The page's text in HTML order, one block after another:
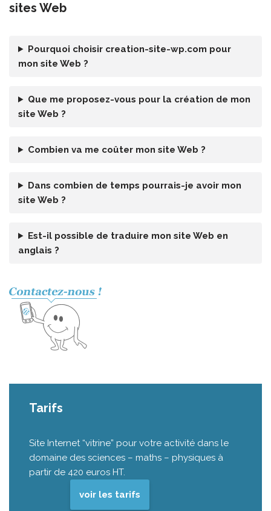
sites Web
Pourquoi choisir creation-site-wp.com pour
mon site Web ?
Que me proposez-vous pour la création de mon
site Web ?
Combien va me coûter mon site Web ?
Dans combien de temps pourrais-je avoir mon
site Web ?
Est-il possible de traduire mon site Web en
anglais ?
Tarifs
Site Internet “vitrine” pour votre activité dans le
domaine des sciences – maths – physiques à
partir de 420 euros HT.
voir les tarifs